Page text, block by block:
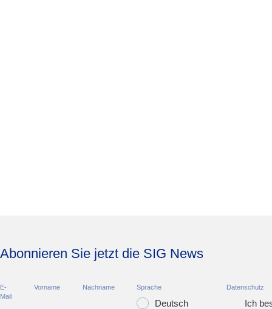
Abonnieren Sie jetzt die SIG News
E-
Mail
Vorname Nachname Sprache
Deutsch
Datenschutz
Ich